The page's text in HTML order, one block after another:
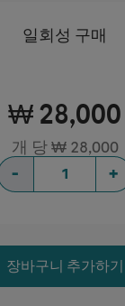
일회성 구매
₩ 28,000
개 당 ₩ 28,000
- +
장바구니 추가하기